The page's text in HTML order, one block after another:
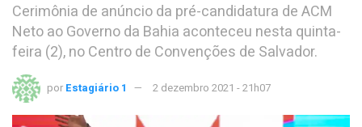
Cerimônia de anúncio da pré-candidatura de ACM
Neto ao Governo da Bahia aconteceu nesta quinta-
feira (2), no Centro de Convenções de Salvador.
por Estagiário 1 2 dezembro 2021 - 21h07